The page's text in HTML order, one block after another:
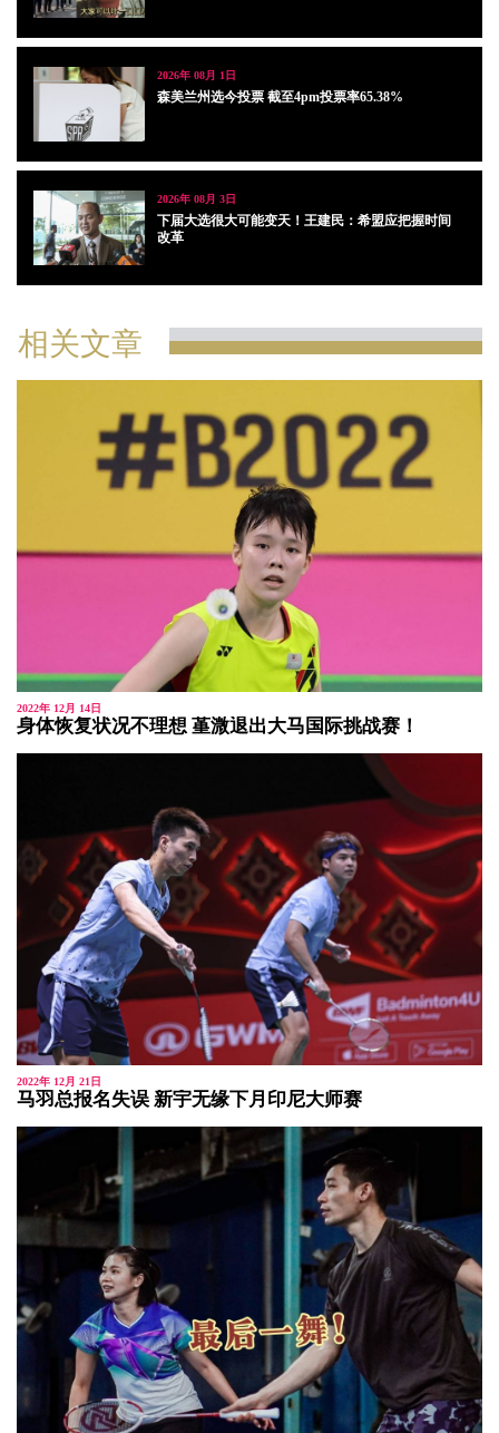
2026年 08月 1日
森美兰州选今投票 截至4pm投票率65.38%
2026年 08月 3日
下届大选很大可能变天！王建民：希盟应把握时间
改革
相关文章
2022年 12月 14日
身体恢复状况不理想 堇溦退出大马国际挑战赛！
2022年 12月 21日
马羽总报名失误 新宇无缘下月印尼大师赛